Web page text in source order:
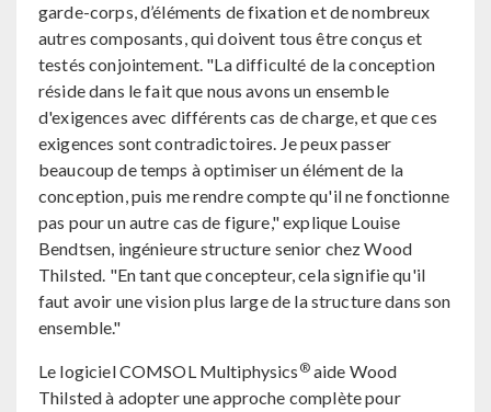
garde-corps, d’éléments de fixation et de nombreux
autres composants, qui doivent tous être conçus et
testés conjointement. "La difficulté de la conception
réside dans le fait que nous avons un ensemble
d'exigences avec différents cas de charge, et que ces
exigences sont contradictoires. Je peux passer
beaucoup de temps à optimiser un élément de la
conception, puis me rendre compte qu'il ne fonctionne
pas pour un autre cas de figure," explique Louise
Bendtsen, ingénieure structure senior chez Wood
Thilsted. "En tant que concepteur, cela signifie qu'il
faut avoir une vision plus large de la structure dans son
ensemble."
Le logiciel COMSOL Multiphysics ®aide Wood
Thilsted à adopter une approche complète pour